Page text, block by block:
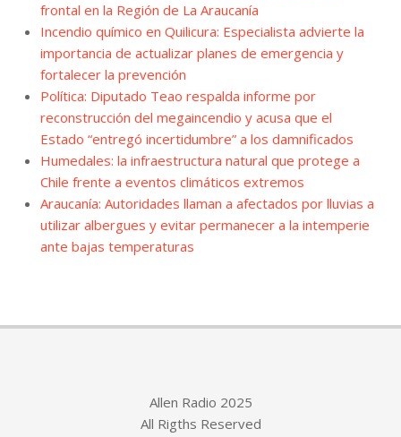
frontal en la Región de La Araucanía
Incendio químico en Quilicura: Especialista advierte la
importancia de actualizar planes de emergencia y
fortalecer la prevención
Política: Diputado Teao respalda informe por
reconstrucción del megaincendio y acusa que el
Estado “entregó incertidumbre” a los damnificados
Humedales: la infraestructura natural que protege a
Chile frente a eventos climáticos extremos
Araucanía: Autoridades llaman a afectados por lluvias a
utilizar albergues y evitar permanecer a la intemperie
ante bajas temperaturas
Allen Radio 2025
All Rigths Reserved